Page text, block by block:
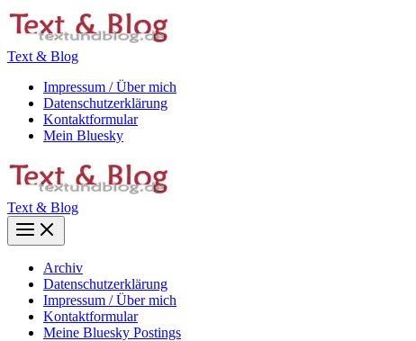
Zum
Inhalt
Text & Blog
Impressum / Über mich
Datenschutzerklärung
Kontaktformular
Mein Bluesky
Text & Blog
Main
Menu
Archiv
Datenschutzerklärung
Impressum / Über mich
Kontaktformular
Meine Bluesky Postings